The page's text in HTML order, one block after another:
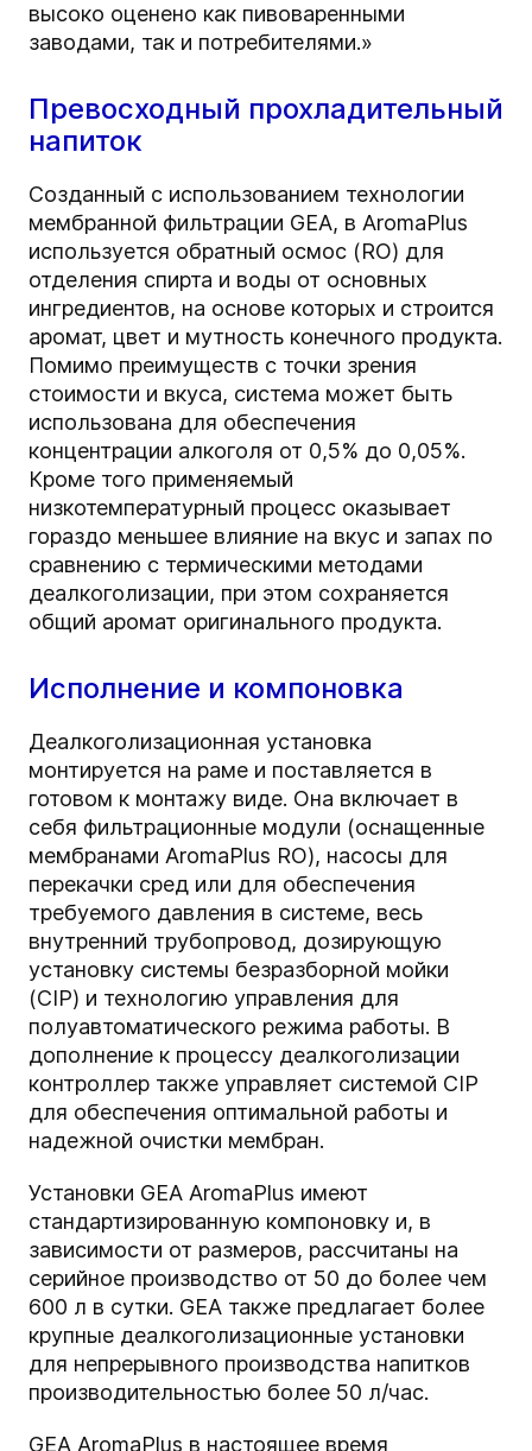
высоко оценено как пивоваренными
заводами, так и потребителями.»
Превосходный прохладительный
напиток
Созданный с использованием технологии
мембранной фильтрации GEA, в AromaPlus
используется обратный осмос (RO) для
отделения спирта и воды от основных
ингредиентов, на основе которых и строится
аромат, цвет и мутность конечного продукта.
Помимо преимуществ с точки зрения
стоимости и вкуса, система может быть
использована для обеспечения
концентрации алкоголя от 0,5% до 0,05%.
Кроме того применяемый
низкотемпературный процесс оказывает
гораздо меньшее влияние на вкус и запах по
сравнению с термическими методами
деалкоголизации, при этом сохраняется
общий аромат оригинального продукта.
Исполнение и компоновка
Деалкоголизационная установка
монтируется на раме и поставляется в
готовом к монтажу виде. Она включает в
себя фильтрационные модули (оснащенные
мембранами AromaPlus RO), насосы для
перекачки сред или для обеспечения
требуемого давления в системе, весь
внутренний трубопровод, дозирующую
установку системы безразборной мойки
(CIP) и технологию управления для
полуавтоматического режима работы. В
дополнение к процессу деалкоголизации
контроллер также управляет системой CIP
для обеспечения оптимальной работы и
надежной очистки мембран.
Установки GEA AromaPlus имеют
стандартизированную компоновку и, в
зависимости от размеров, рассчитаны на
серийное производство от 50 до более чем
600 л в сутки. GEA также предлагает более
крупные деалкоголизационные установки
для непрерывного производства напитков
производительностью более 50 л/час.
GEA AromaPlus в настоящее время